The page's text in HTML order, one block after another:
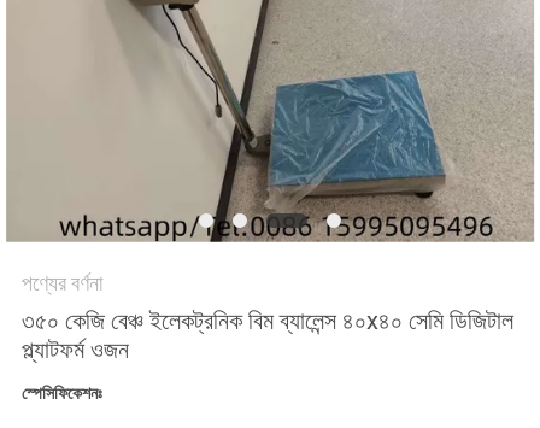
POLICY
পণ্যের বর্ণনা
৩৫০ কেজি বেঞ্চ ইলেকট্রনিক বিম ব্যালেন্স ৪০x৪০ সেমি ডিজিটাল
প্ল্যাটফর্ম ওজন
স্পেসিফিকেশনঃ